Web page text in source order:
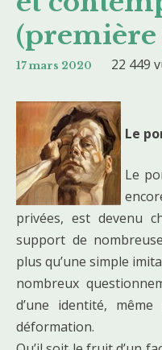
(première
17 mars 2020 22 449
Le
Le
privées, est devenu
support de
plus qu’une simple
nombreux
d’une identité,
déformation.